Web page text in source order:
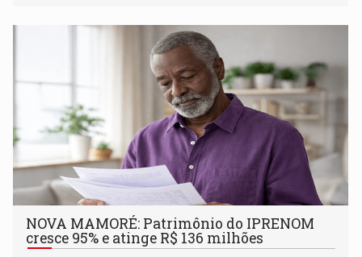
NOVA MAMORÉ: Patrimônio do IPRENOM
cresce 95% e atinge R$ 136 milhões